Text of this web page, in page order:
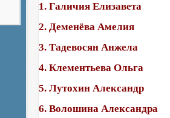
1. Галичия Елизавета
2. Деменёва Амелия
3. Тадевосян Анжела
4. Клементьева Ольга
5. Лутохин Александр
6. Волошина Александра